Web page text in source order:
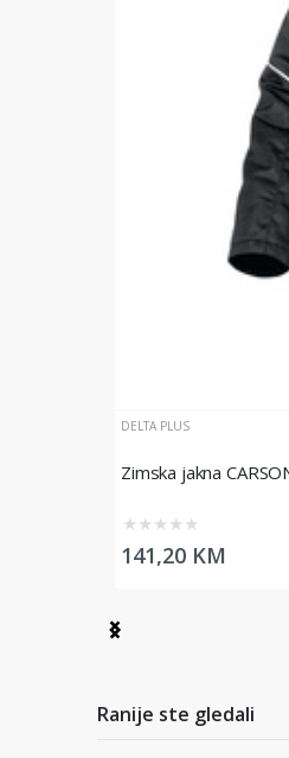
DELTA PLUS
Zimska jakna
★ ★ ★ ★ ★
141,20 KM
Item
3
Ranije ste gledali